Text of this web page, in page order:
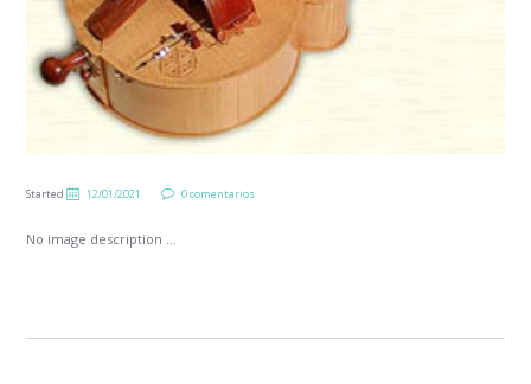
Started 12/01/2021 0 comentarios
No image description ...